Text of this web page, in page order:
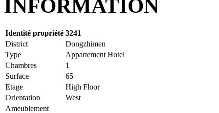
INFORMATION
Identité propriété 3241
District
Dongzhimen
Type
Appartement Hotel
Chambres
1
Surface
65
Etage
High Floor
Orientation
West
Ameublement